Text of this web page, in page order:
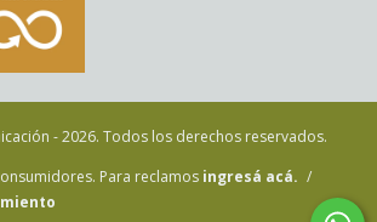
- 2026. Todos los derechos reservados.
Para reclamos ingresá acá. /